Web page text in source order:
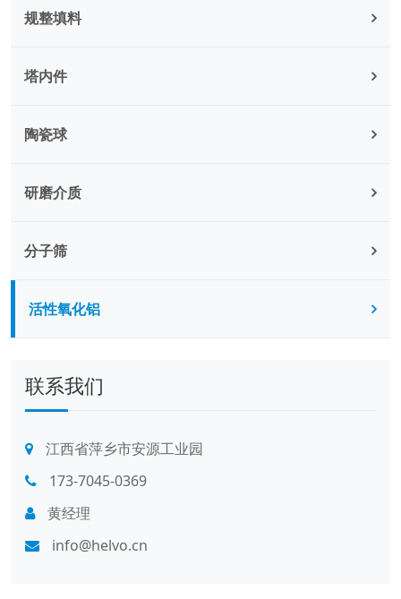
规整填料
塔内件
陶瓷球
研磨介质
分子筛
活性氧化铝
联系我们
江西省萍乡市安源工业园
173-7045-0369
黄经理
info@helvo.cn